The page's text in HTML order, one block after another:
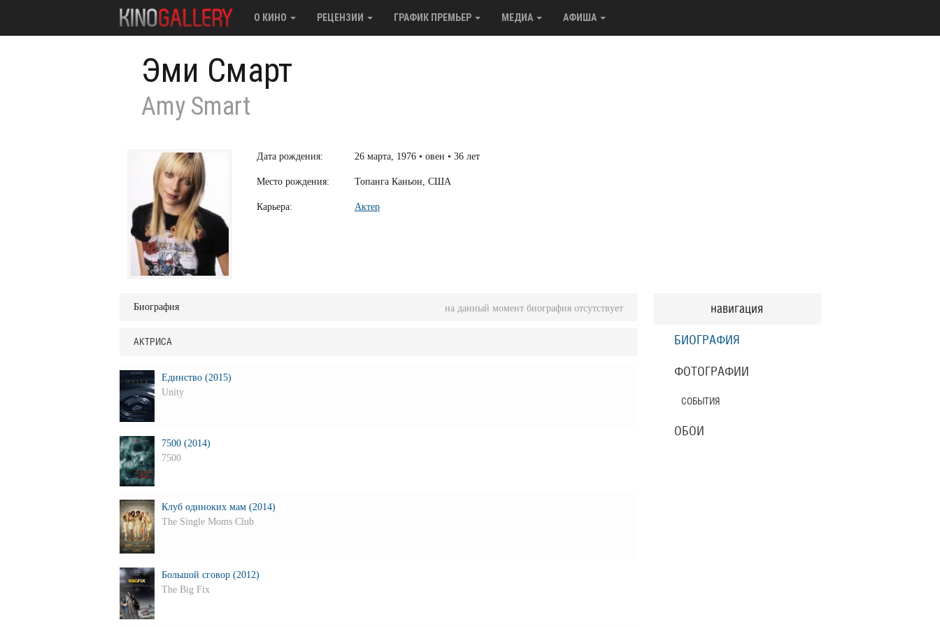
О КИНО РЕЦЕНЗИИ ГРАФИК ПРЕМЬЕР МЕДИА АФИША
Эми Смарт
Amy Smart
Дата рождения: 26 марта, 1976 • овен • 36 лет
Место рождения: Топанга Каньон, США
Карьера: Актер
навигация
БИОГРАФИЯ
ФОТОГРАФИИ
СОБЫТИЯ
ОБОИ
Биография на данный момент биография отсутствует
АКТРИСА
Единство (2015)
Unity
7500 (2014)
7500
Клуб одиноких мам (2014)
The Single Moms Club
Большой сговор (2012)
The Big Fix